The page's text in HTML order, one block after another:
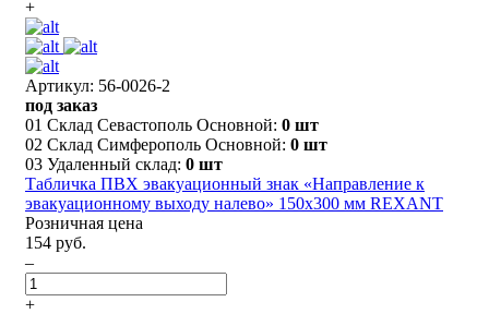
+
Артикул: 56-0026-2
под заказ
01 Склад Севастополь Основной: 0 шт
02 Склад Симферополь Основной: 0 шт
03 Удаленный склад: 0 шт
Табличка ПВХ эвакуационный знак «Направление к
эвакуационному выходу налево» 150х300 мм REXANT
Розничная цена
154 руб.
–
+